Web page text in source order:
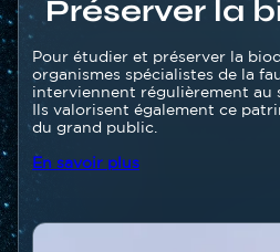
Préserver la
Texte
Pour étudier et préserver la
organismes spécialistes de la
interviennent régulièrement au
Ils valorisent également ce
du grand public.
En savoir plus
Image
Image